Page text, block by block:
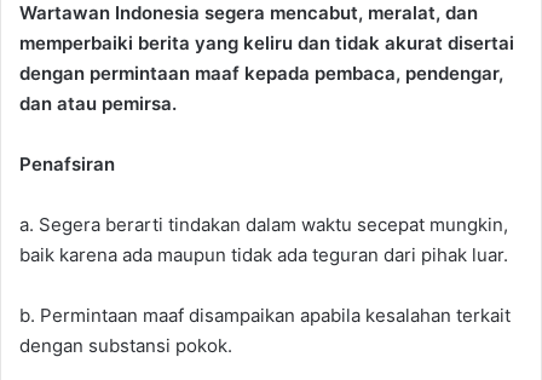
Wartawan Indonesia segera mencabut, meralat, dan
memperbaiki berita yang keliru dan tidak akurat disertai
dengan permintaan maaf kepada pembaca, pendengar,
dan atau pemirsa.
Penafsiran
a. Segera berarti tindakan dalam waktu secepat mungkin,
baik karena ada maupun tidak ada teguran dari pihak luar.
b. Permintaan maaf disampaikan apabila kesalahan terkait
dengan substansi pokok.